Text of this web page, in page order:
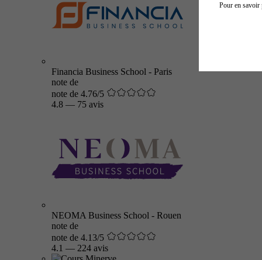
Financia Business School - Paris
note de
note de 4.76/5
4.8 — 75 avis
NEOMA Business School - Rouen
note de
note de 4.13/5
4.1 — 224 avis
Pour en